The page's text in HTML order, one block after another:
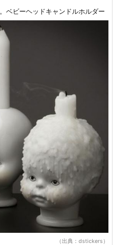
ベビーヘッドキャンドルホルダー
（出典：dstickers）